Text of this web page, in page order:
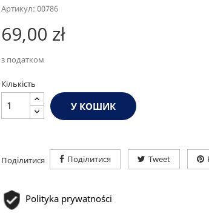
Артикул: 00786
69,00 zł
з податком
Кількість
У КОШИК
Поділитися Поділитися Tweet
Polityka prywatności